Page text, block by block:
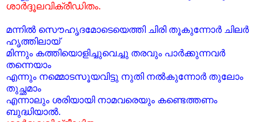
ശാര്‍ദ്ദൂലവിക്രീഡിതം.
മന്നില്‍ സൌഹൃദമോടെയെത്തി ചിരി തൂകുന്നോര്‍ ചിലര്‍
ഹൃത്തിലായ്
മിന്നും കത്തിയൊളിച്ചുവെച്ചു തരവും പാര്‍ക്കുന്നവര്‍
തന്നെയാം
എന്നും നമ്മൊടസൂയവിട്ടു നുതി നല്‍കുന്നോര്‍ തുലോം
തുച്ഛമാം
എന്നാലും ശരിയായി നാമവരെയും കണ്ടെത്തണം
ബുദ്ധിയാല്‍.